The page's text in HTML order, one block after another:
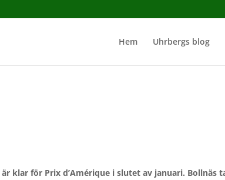
Hem Uhrbergs blog
klar för Prix d’Amérique i slutet av januari. Bollnäs